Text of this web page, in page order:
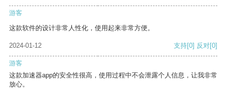
游客
这款软件的设计非常人性化，使用起来非常方便。
2024-01-12 支持[0] 反对[0]
游客
这款加速器app的安全性很高，使用过程中不会泄露个人信息，让我非常
放心。